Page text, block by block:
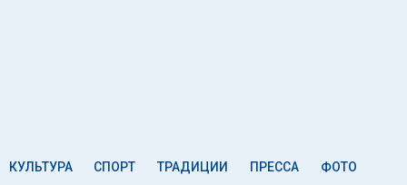
КУЛЬТУРА СПОРТ ТРАДИЦИИ ПРЕССА ФОТО